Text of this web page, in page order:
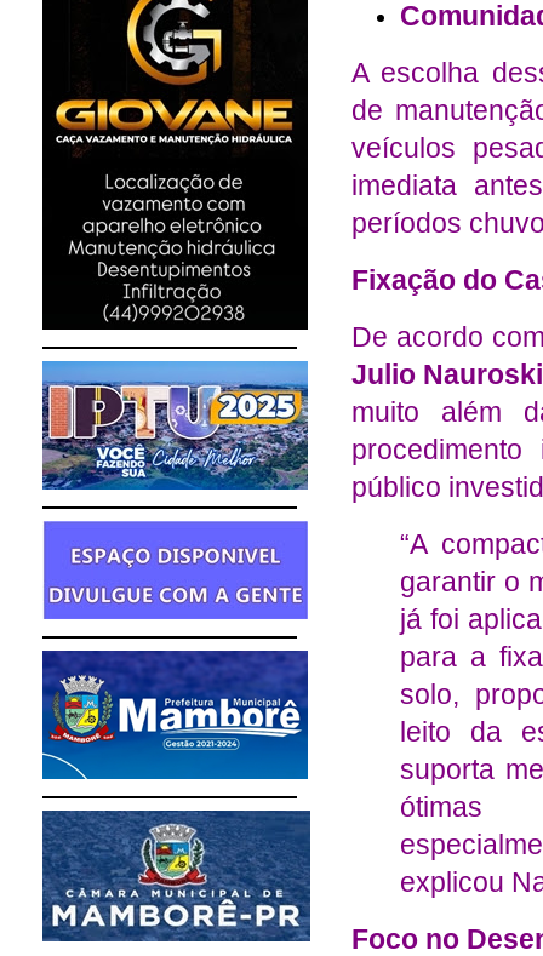
A escolha
de
veículos
imediata
períodos
Fixação do
De acordo
Julio Nauroski
muito além
público
“A
garantir o
já foi
para a
solo,
leito da
suporta
ótimas
explicou
Foco no